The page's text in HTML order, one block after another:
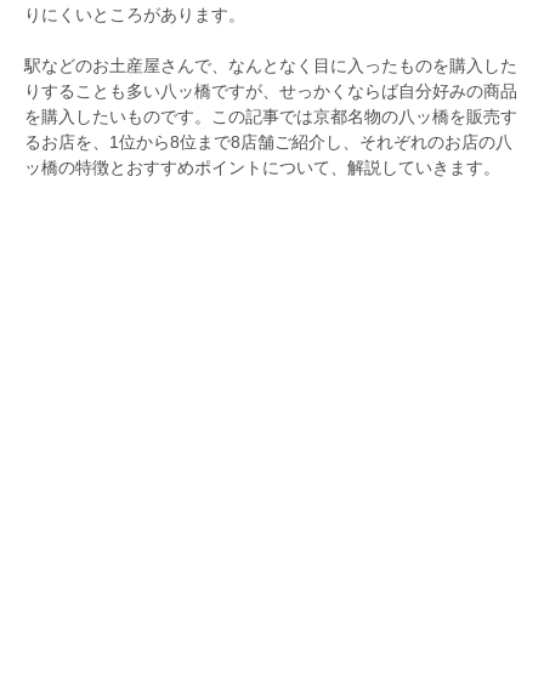
りにくいところがあります。
駅などのお土産屋さんで、なんとなく目に入ったものを購入した
りすることも多い八ッ橋ですが、せっかくならば自分好みの商品
を購入したいものです。この記事では京都名物の八ッ橋を販売す
るお店を、1位から8位まで8店舗ご紹介し、それぞれのお店の八
ッ橋の特徴とおすすめポイントについて、解説していきます。